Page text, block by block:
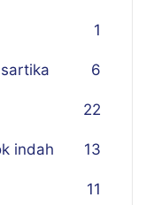
1
6
22
indah 13
11